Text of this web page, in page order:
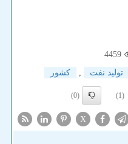
4459
تولید نفت , كشور
(1)
(0)
X